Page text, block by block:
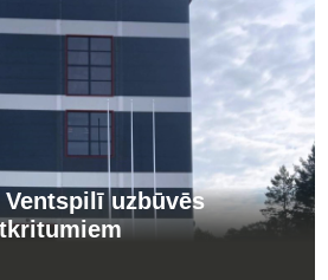
uzbūvēs